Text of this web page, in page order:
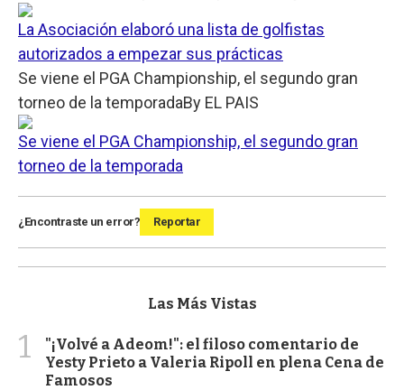
La Asociación elaboró una lista de golfistas
autorizados a empezar sus prácticas
Se viene el PGA Championship, el segundo gran
torneo de la temporadaBy EL PAIS
Se viene el PGA Championship, el segundo gran
torneo de la temporada
¿Encontraste un error? Reportar
Las Más Vistas
1
"¡Volvé a Adeom!": el filoso comentario de
Yesty Prieto a Valeria Ripoll en plena Cena de
Famosos